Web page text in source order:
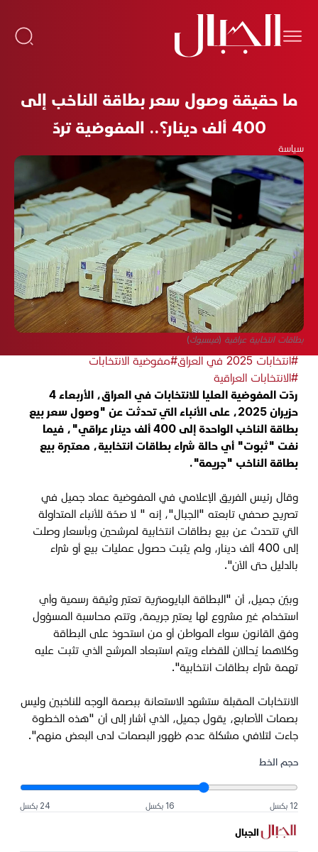
ما حقيقة وصول سعر بطاقة الناخب إلى
400 ألف دينار؟.. المفوضية تردّ
سياسة
بطاقات انتخابية عراقية (فيسبوك)
#انتخابات 2025 في العراق
#مفوضية الانتخابات
#الانتخابات العراقية
ردّت المفوضية العليا للانتخابات في العراق، الأربعاء 4
حزيران 2025، على الأنباء التي تحدثت عن "وصول سعر بيع
بطاقة الناخب الواحدة إلى 400 ألف دينار عراقي"، فيما
نفت "ثبوت" أي حالة شراء بطاقات انتخابية، معتبرة بيع
بطاقة الناخب "جريمة".
وقال رئيس الفريق الإعلامي في المفوضية عماد جميل في
تصريح صحفي تابعته "الجبال"، إنه " لا صحّة للأنباء المتداولة
التي تتحدث عن بيع بطاقات انتخابية لمرشحين وبأسعار وصلت
إلى 400 ألف دينار، ولم يثبت حصول عمليات بيع أو شراء
بالدليل حتى الآن".
وبيّن جميل، أن "البطاقة البايومترية تعتبر وثيقة رسمية وأي
استخدام غير مشروع لها يعتبر جريمة، وتتم محاسبة المسؤول
وفق القانون سواء المواطن أو من استحوذ على البطاقة
وكلاهما يُحالان للقضاء ويتم استبعاد المرشح الذي تثبت عليه
تهمة شراء بطاقات انتخابية".
الانتخابات المقبلة ستشهد الاستعانة ببصمة الوجه للناخبين وليس
بصمات الأصابع، يقول جميل، الذي أشار إلى أن "هذه الخطوة
جاءت لتلافي مشكلة عدم ظهور البصمات لدى البعض منهم".
حجم الخط
12 بكسل 16 بكسل 24 بكسل
الجبال